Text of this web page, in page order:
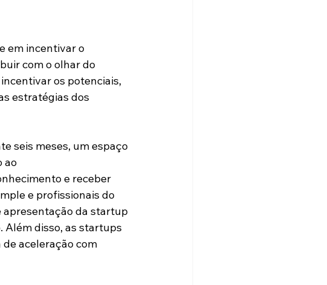
em incentivar o
com o olhar do
os potenciais,
estratégias dos
seis meses, um espaço
ao
e receber
e profissionais do
apresentação da startup
Além disso, as startups
aceleração com